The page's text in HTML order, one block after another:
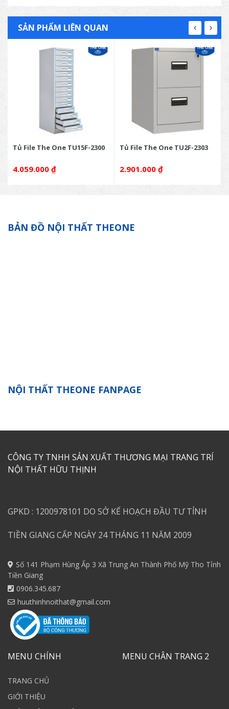
SẢN PHẨM LIÊN QUAN
Tủ File The One TU15F-2300
4.059.000 ₫
Tủ File The One TU2F-2303
2.901.000 ₫
BẢN ĐỒ NỘI THẤT THEONE
NỘI THẤT THEONE FANPAGE
CÔNG TY TNHH SẢN XUẤT THƯƠNG MẠI TRANG TRÍ
NỘI THẤT HỮU THỊNH
GPKD : 1200978101 DO SỞ KẾ HOẠCH ĐẦU TƯ TỈNH
TIỀN GIANG CẤP NGÀY 24 THÁNG 11 NĂM 2009
Số 141 Phạm Hùng Ấp 3 Xã Trung An Thành Phố Mỹ Tho Tỉnh
Tiền Giang
0906.345.687
huuthinhnoithat@gmail.com
MENU CHÍNH
TRANG CHỦ
GIỚI THIỆU
MENU CHÂN TRANG 2